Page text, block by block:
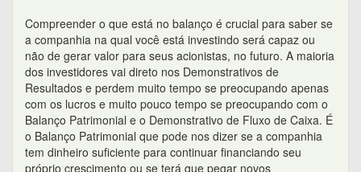
Compreender o que está no balanço é crucial para saber se
a companhia na qual você está investindo será capaz ou
não de gerar valor para seus acionistas, no futuro. A maioria
dos investidores vai direto nos Demonstrativos de
Resultados e perdem muito tempo se preocupando apenas
com os lucros e muito pouco tempo se preocupando com o
Balanço Patrimonial e o Demonstrativo de Fluxo de Caixa. É
o Balanço Patrimonial que pode nos dizer se a companhia
tem dinheiro suficiente para continuar financiando seu
próprio crescimento ou se terá que pegar novos